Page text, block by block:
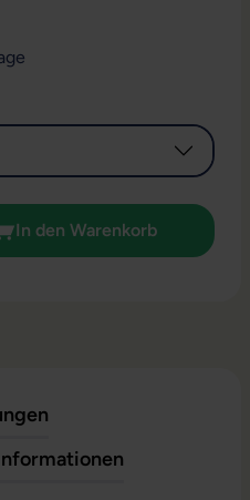
den gewünschten
In den Warenkorb